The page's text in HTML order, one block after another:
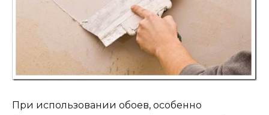
При использовании обоев, особенно